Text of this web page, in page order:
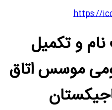
https://
و تکمیل
موسس اتاق